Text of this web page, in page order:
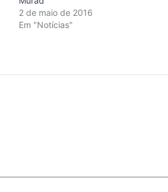
2 de maio de 2016
Em "Notícias"